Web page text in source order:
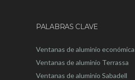
PALABRAS CLAVE
Ventanas de aluminio
Ventanas de aluminio Terrassa
Ventanas de aluminio Sabadell